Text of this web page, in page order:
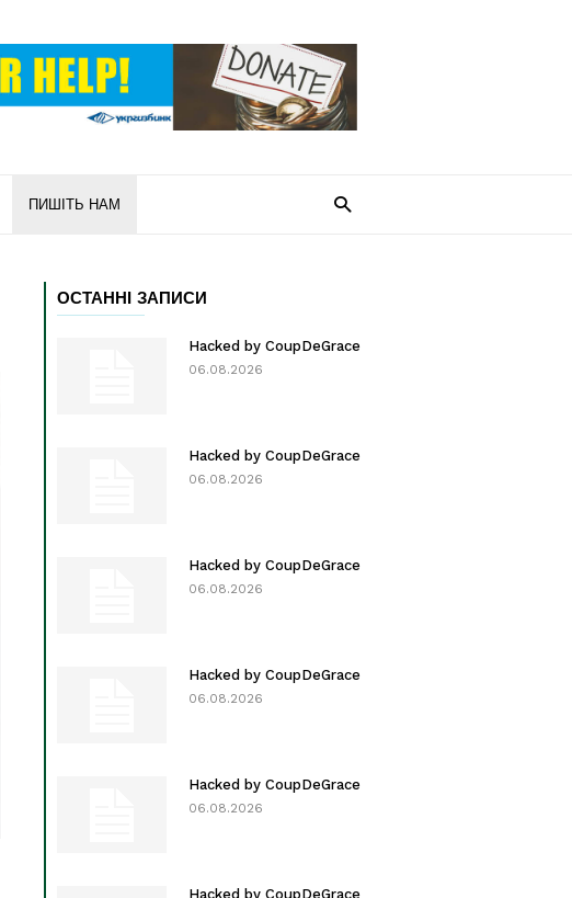
ПИШІТЬ НАМ
ОСТАННІ ЗАПИСИ
Hacked by CoupDeGrace
06.08.2026
Hacked by CoupDeGrace
06.08.2026
Hacked by CoupDeGrace
06.08.2026
Hacked by CoupDeGrace
06.08.2026
Hacked by CoupDeGrace
06.08.2026
Hacked by CoupDeGrace